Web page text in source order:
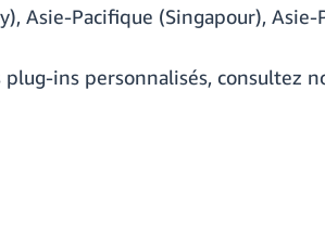
Asie-Pacifique (Singapour),
ins personnalisés, consultez